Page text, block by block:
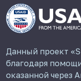
Данный проект
благодаря
оказанной через